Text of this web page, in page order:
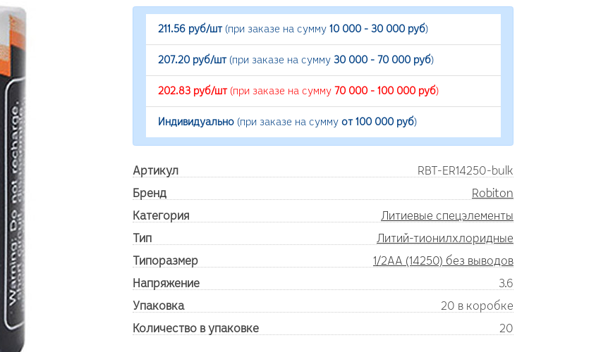
211.56 руб/шт(при заказе на сумму 10 000 - 30 000 руб)
207.20 руб/шт(при заказе на сумму 30 000 - 70 000 руб)
202.83 руб/шт(при заказе на сумму 70 000 - 100 000 руб)
Индивидуально (при заказе на сумму от 100 000 руб)
Артикул
RBT-ER14250-bulk
Бренд
Robiton
Категория
Литиевые спецэлементы
Тип
Литий-тионилхлоридные
Типоразмер
1/2AA (14250) без выводов
Напряжение
3.6
Упаковка
20 в коробке
Количество в упаковке
20